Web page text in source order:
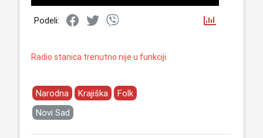
Podeli:
Radio stanica trenutno nije u funkciji.
Narodna Krajiška
Folk
Novi Sad